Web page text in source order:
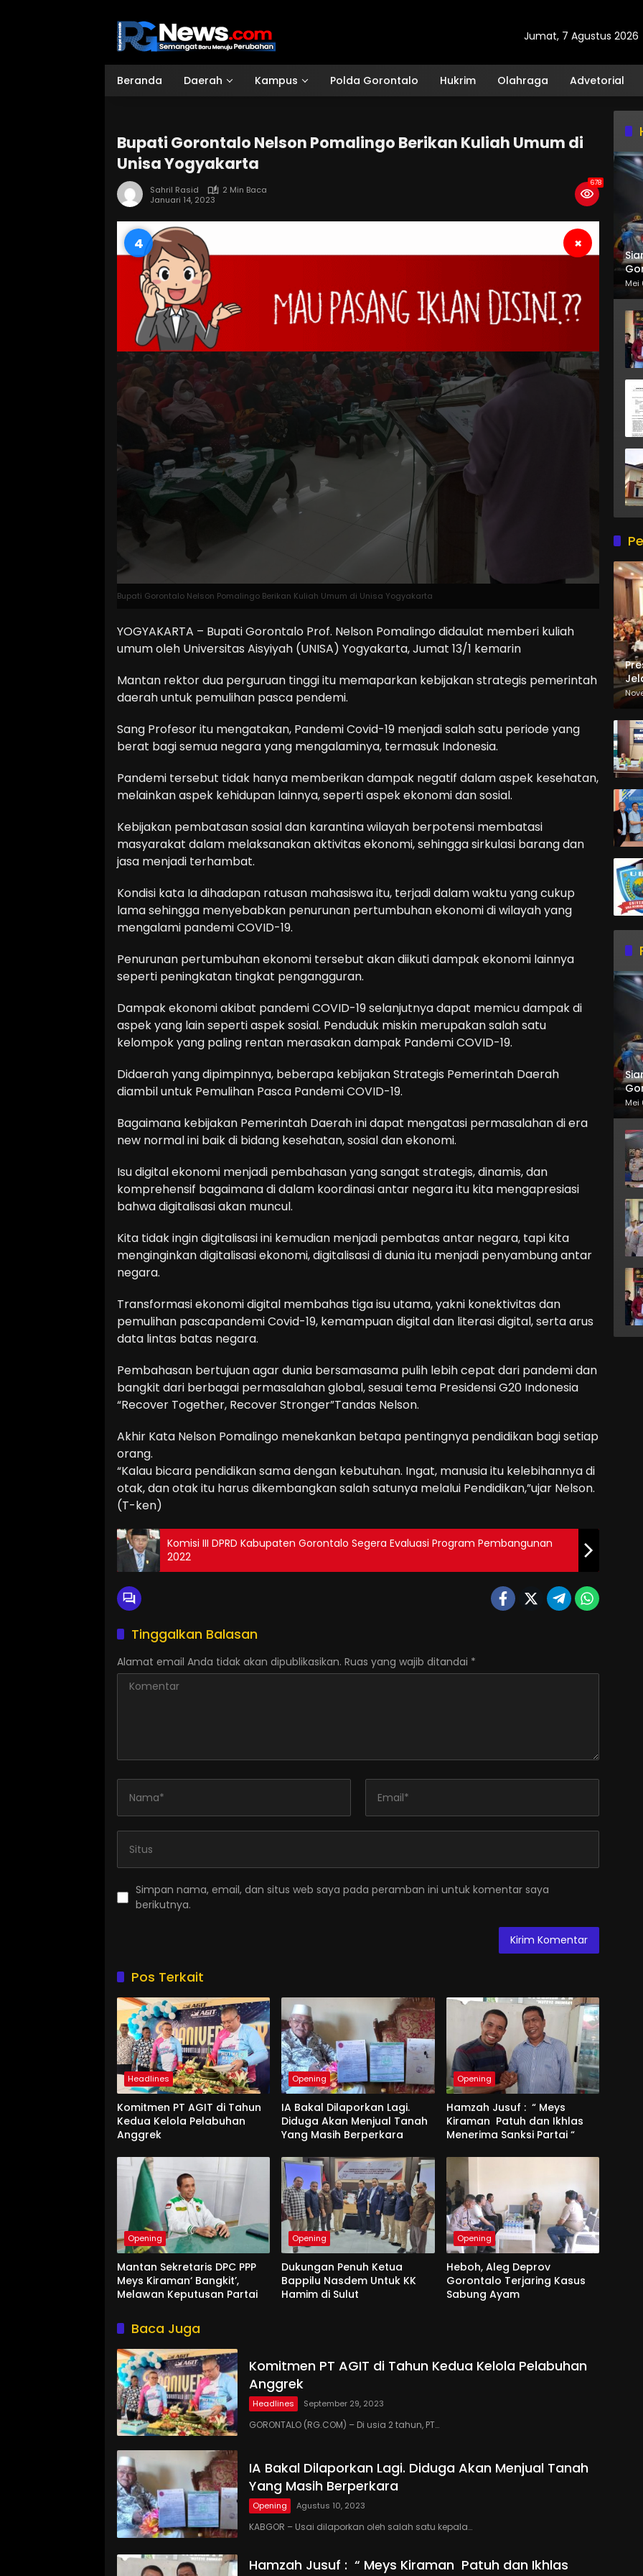
Jumat, 7 Agustus 2026
Beranda Daerah Kampus Polda Gorontalo Hukrim Olahraga Advetorial
Bupati Gorontalo Nelson Pomalingo Berikan Kuliah Umum di
Unisa Yogyakarta
Sahril Rasid
2 Min Baca
Januari 14, 2023
678
2 ×
Bupati Gorontalo Nelson Pomalingo Berikan Kuliah Umum di Unisa Yogyakarta
YOGYAKARTA – Bupati Gorontalo Prof. Nelson Pomalingo didaulat memberi kuliah
umum oleh Universitas Aisyiyah (UNISA) Yogyakarta, Jumat 13/1 kemarin
Mantan rektor dua perguruan tinggi itu memaparkan kebijakan strategis pemerintah
daerah untuk pemulihan pasca pendemi.
Sang Profesor itu mengatakan, Pandemi Covid-19 menjadi salah satu periode yang
berat bagi semua negara yang mengalaminya, termasuk Indonesia.
Pandemi tersebut tidak hanya memberikan dampak negatif dalam aspek kesehatan,
melainkan aspek kehidupan lainnya, seperti aspek ekonomi dan sosial.
Kebijakan pembatasan sosial dan karantina wilayah berpotensi membatasi
masyarakat dalam melaksanakan aktivitas ekonomi, sehingga sirkulasi barang dan
jasa menjadi terhambat.
Kondisi kata Ia dihadapan ratusan mahasiswa itu, terjadi dalam waktu yang cukup
lama sehingga menyebabkan penurunan pertumbuhan ekonomi di wilayah yang
mengalami pandemi COVID-19.
Penurunan pertumbuhan ekonomi tersebut akan diikuti dampak ekonomi lainnya
seperti peningkatan tingkat pengangguran.
Dampak ekonomi akibat pandemi COVID-19 selanjutnya dapat memicu dampak di
aspek yang lain seperti aspek sosial. Penduduk miskin merupakan salah satu
kelompok yang paling rentan merasakan dampak Pandemi COVID-19.
Didaerah yang dipimpinnya, beberapa kebijakan Strategis Pemerintah Daerah
diambil untuk Pemulihan Pasca Pandemi COVID-19.
Bagaimana kebijakan Pemerintah Daerah ini dapat mengatasi permasalahan di era
new normal ini baik di bidang kesehatan, sosial dan ekonomi.
Isu digital ekonomi menjadi pembahasan yang sangat strategis, dinamis, dan
komprehensif bagaimana di dalam koordinasi antar negara itu kita mengapresiasi
bahwa digitalisasi akan muncul.
Kita tidak ingin digitalisasi ini kemudian menjadi pembatas antar negara, tapi kita
menginginkan digitalisasi ekonomi, digitalisasi di dunia itu menjadi penyambung antar
negara.
Transformasi ekonomi digital membahas tiga isu utama, yakni konektivitas dan
pemulihan pascapandemi Covid-19, kemampuan digital dan literasi digital, serta arus
data lintas batas negara.
Pembahasan bertujuan agar dunia bersamasama pulih lebih cepat dari pandemi dan
bangkit dari berbagai permasalahan global, sesuai tema Presidensi G20 Indonesia
“Recover Together, Recover Stronger”Tandas Nelson.
Akhir Kata Nelson Pomalingo menekankan betapa pentingnya pendidikan bagi setiap
orang.
“Kalau bicara pendidikan sama dengan kebutuhan. Ingat, manusia itu kelebihannya di
otak, dan otak itu harus dikembangkan salah satunya melalui Pendidikan,”ujar Nelson.
(T-ken)
Komisi III DPRD Kabupaten Gorontalo Segera Evaluasi Program Pembangunan
2022
Tinggalkan Balasan
Alamat email Anda tidak akan dipublikasikan. Ruas yang wajib ditandai *
Simpan nama, email, dan situs web saya pada peramban ini untuk komentar saya
berikutnya.
Pos Terkait
Headlines
Komitmen PT AGIT di Tahun
Kedua Kelola Pelabuhan
Anggrek
Opening
IA Bakal Dilaporkan Lagi.
Diduga Akan Menjual Tanah
Yang Masih Berperkara
Opening
Hamzah Jusuf : “ Meys
Kiraman Patuh dan Ikhlas
Menerima Sanksi Partai “
Opening
Mantan Sekretaris DPC PPP
Meys Kiraman‘ Bangkit’,
Melawan Keputusan Partai
Opening
Dukungan Penuh Ketua
Bappilu Nasdem Untuk KK
Hamim di Sulut
Opening
Heboh, Aleg Deprov
Gorontalo Terjaring Kasus
Sabung Ayam
Baca Juga
Komitmen PT AGIT di Tahun Kedua Kelola Pelabuhan
Anggrek
Headlines September 29, 2023
GORONTALO (RG.COM) – Di usia 2 tahun, PT…
IA Bakal Dilaporkan Lagi. Diduga Akan Menjual Tanah
Yang Masih Berperkara
Opening Agustus 10, 2023
KABGOR – Usai dilaporkan oleh salah satu kepala…
Hamzah Jusuf : “ Meys Kiraman Patuh dan Ikhlas
Mei
Mei